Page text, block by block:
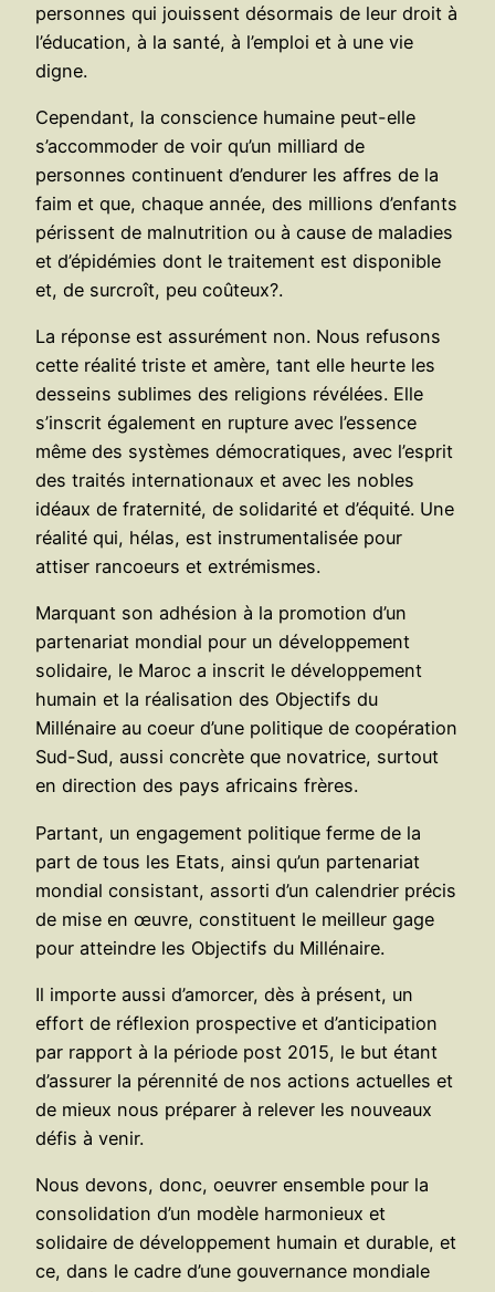
personnes qui jouissent désormais de leur droit à
l’éducation, à la santé, à l’emploi et à une vie
digne.
Cependant, la conscience humaine peut-elle
s’accommoder de voir qu’un milliard de
personnes continuent d’endurer les affres de la
faim et que, chaque année, des millions d’enfants
périssent de malnutrition ou à cause de maladies
et d’épidémies dont le traitement est disponible
et, de surcroît, peu coûteux?.
La réponse est assurément non. Nous refusons
cette réalité triste et amère, tant elle heurte les
desseins sublimes des religions révélées. Elle
s’inscrit également en rupture avec l’essence
même des systèmes démocratiques, avec l’esprit
des traités internationaux et avec les nobles
idéaux de fraternité, de solidarité et d’équité. Une
réalité qui, hélas, est instrumentalisée pour
attiser rancoeurs et extrémismes.
Marquant son adhésion à la promotion d’un
partenariat mondial pour un développement
solidaire, le Maroc a inscrit le développement
humain et la réalisation des Objectifs du
Millénaire au coeur d’une politique de coopération
Sud-Sud, aussi concrète que novatrice, surtout
en direction des pays africains frères.
Partant, un engagement politique ferme de la
part de tous les Etats, ainsi qu’un partenariat
mondial consistant, assorti d’un calendrier précis
de mise en œuvre, constituent le meilleur gage
pour atteindre les Objectifs du Millénaire.
Il importe aussi d’amorcer, dès à présent, un
effort de réflexion prospective et d’anticipation
par rapport à la période post 2015, le but étant
d’assurer la pérennité de nos actions actuelles et
de mieux nous préparer à relever les nouveaux
défis à venir.
Nous devons, donc, oeuvrer ensemble pour la
consolidation d’un modèle harmonieux et
solidaire de développement humain et durable, et
ce, dans le cadre d’une gouvernance mondiale